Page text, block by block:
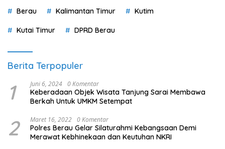
Berau Kalimantan Timur Kutim
Kutai Timur DPRD Berau
Berita Terpopuler
1 Juni 6, 2024 0 Komentar
Keberadaan Objek Wisata Tanjung Sarai Membawa
Berkah Untuk UMKM Setempat
2 Maret 16, 2022 0 Komentar
Polres Berau Gelar Silaturahmi Kebangsaan Demi
Merawat Kebhinekaan dan Keutuhan NKRI